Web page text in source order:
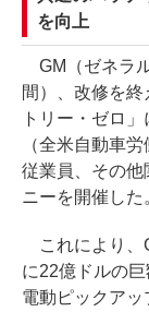
を向上
GM（ゼネラ
間）、改修を
トリー・ゼロ
（全米自動車
従業員、その他
ニーを開催した
これにより、
に22億ドルの
電動ピックア